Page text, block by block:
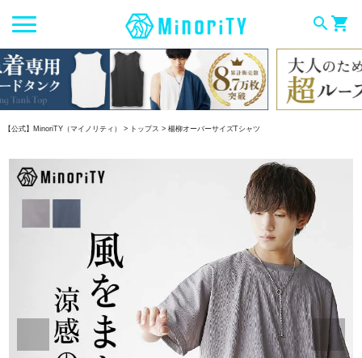
searchshopping_cart
【公式】MinoriTY（マイノリティ） トップス 楊柳オーバーサイズTシャツ